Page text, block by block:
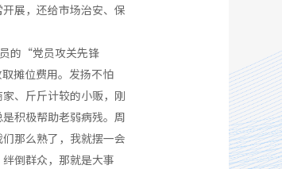
展，还给市场治安、保
的“党员攻关先锋
摊位费用。发扬不怕
、斤斤计较的小贩，刚
积极帮助老弱病残。周
那么熟了，我就摆一会
倒群众，那就是大事